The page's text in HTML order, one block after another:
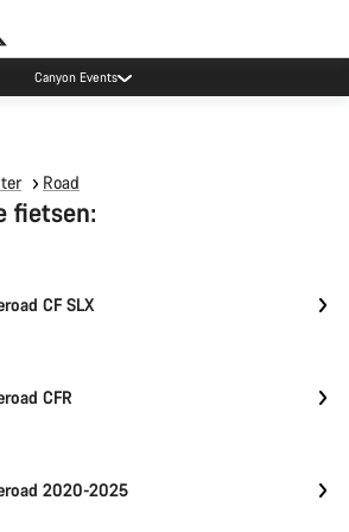
Canyon Events
Road
fietsen:
CF SLX
CFR
2020-2025